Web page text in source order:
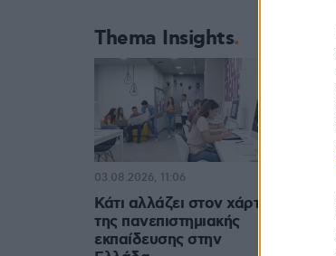
Thema Insights
Κάτι αλλάζει στον χάρτη
της πανεπιστημιακής
εκπαίδευσης στην
03.08.2026, 11:06